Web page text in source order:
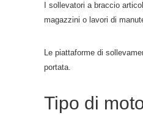
I sollevatori a braccio
magazzini o lavori di
Le piattaforme di
portata.
Tipo di